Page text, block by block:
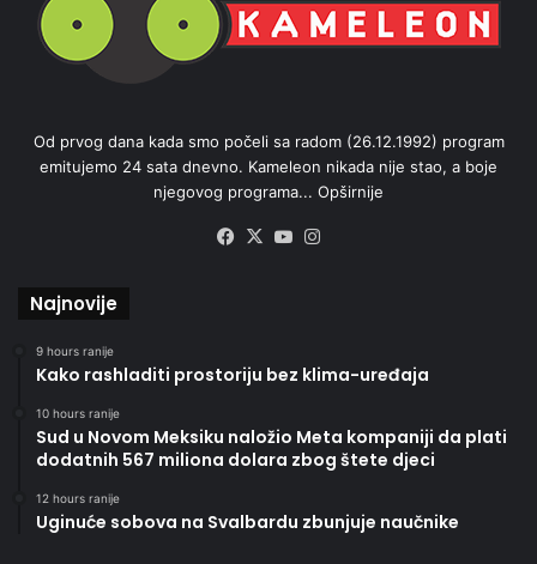
Od prvog dana kada smo počeli sa radom (26.12.1992) program
emitujemo 24 sata dnevno. Kameleon nikada nije stao, a boje
njegovog programa... Opširnije
Facebook
X YouTube
Najnovije
9 hours ranije
Kako rashladiti prostoriju bez klima-uređaja
10 hours ranije
Sud u Novom Meksiku naložio Meta kompaniji da plati
dodatnih 567 miliona dolara zbog štete djeci
12 hours ranije
Uginuće sobova na Svalbardu zbunjuje naučnike